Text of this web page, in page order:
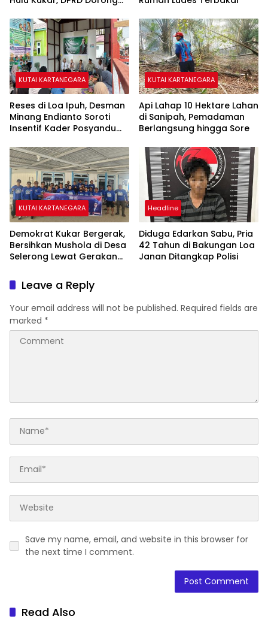
KUTAI KARTANEGARA
Reses di Loa Ipuh, Desman
Minang Endianto Soroti
Insentif Kader Posyandu
KUTAI KARTANEGARA
Api Lahap 10 Hektare Lahan
di Sanipah, Pemadaman
Berlangsung hingga Sore
KUTAI KARTANEGARA
Demokrat Kukar Bergerak,
Bersihkan Mushola di Desa
Selerong Lewat Gerakan
Headline
Diduga Edarkan Sabu, Pria
42 Tahun di Bakungan Loa
Janan Ditangkap Polisi
Leave a Reply
Your email address will not be published. Required fields are
marked *
Save my name, email, and website in this browser for
the next time I comment.
Read Also